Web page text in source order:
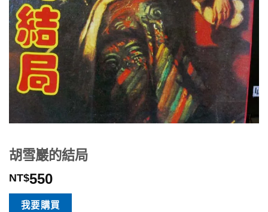
胡雪巖的結局
NT$550
我要購買